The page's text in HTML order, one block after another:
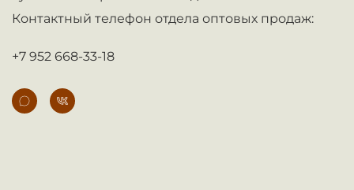
Контактный телефон отдела оптовых продаж:
+7 952 668-33-18